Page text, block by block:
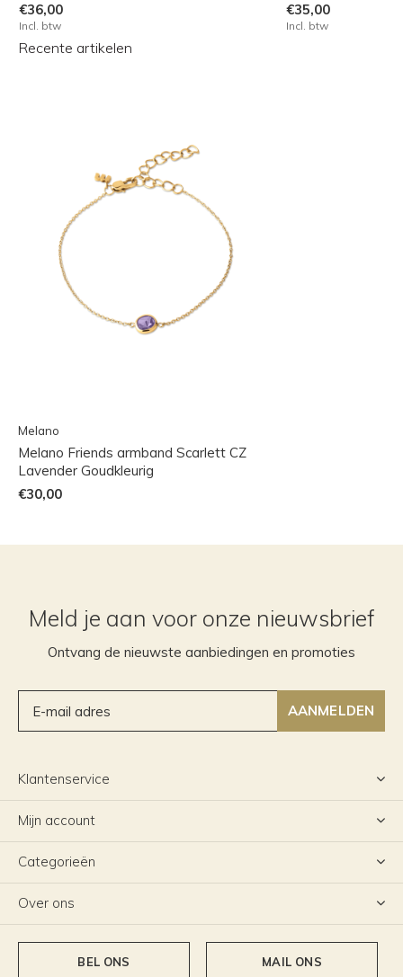
€36,00
Incl. btw
€35,00
Incl. btw
Recente artikelen
Melano
Melano Friends armband Scarlett CZ
Lavender Goudkleurig
€30,00
Meld je aan voor onze nieuwsbrief
Ontvang de nieuwste aanbiedingen en promoties
AANMELDEN
Klantenservice
Mijn account
Categorieën
Over ons
BEL ONS MAIL ONS